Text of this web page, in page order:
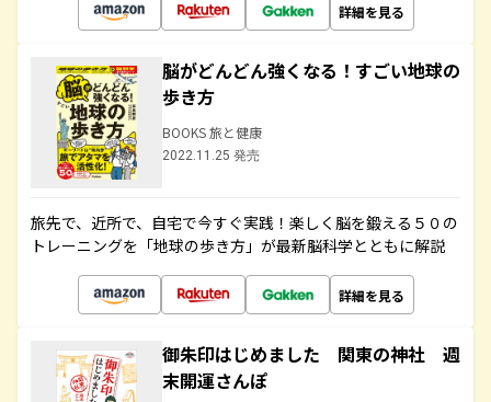
詳細を見る
脳がどんどん強くなる！すごい地球の
歩き方
BOOKS 旅と健康
2022.11.25 発売
旅先で、近所で、自宅で今すぐ実践！楽しく脳を鍛える５０の
トレーニングを「地球の歩き方」が最新脳科学とともに解説
詳細を見る
御朱印はじめました 関東の神社 週
末開運さんぽ